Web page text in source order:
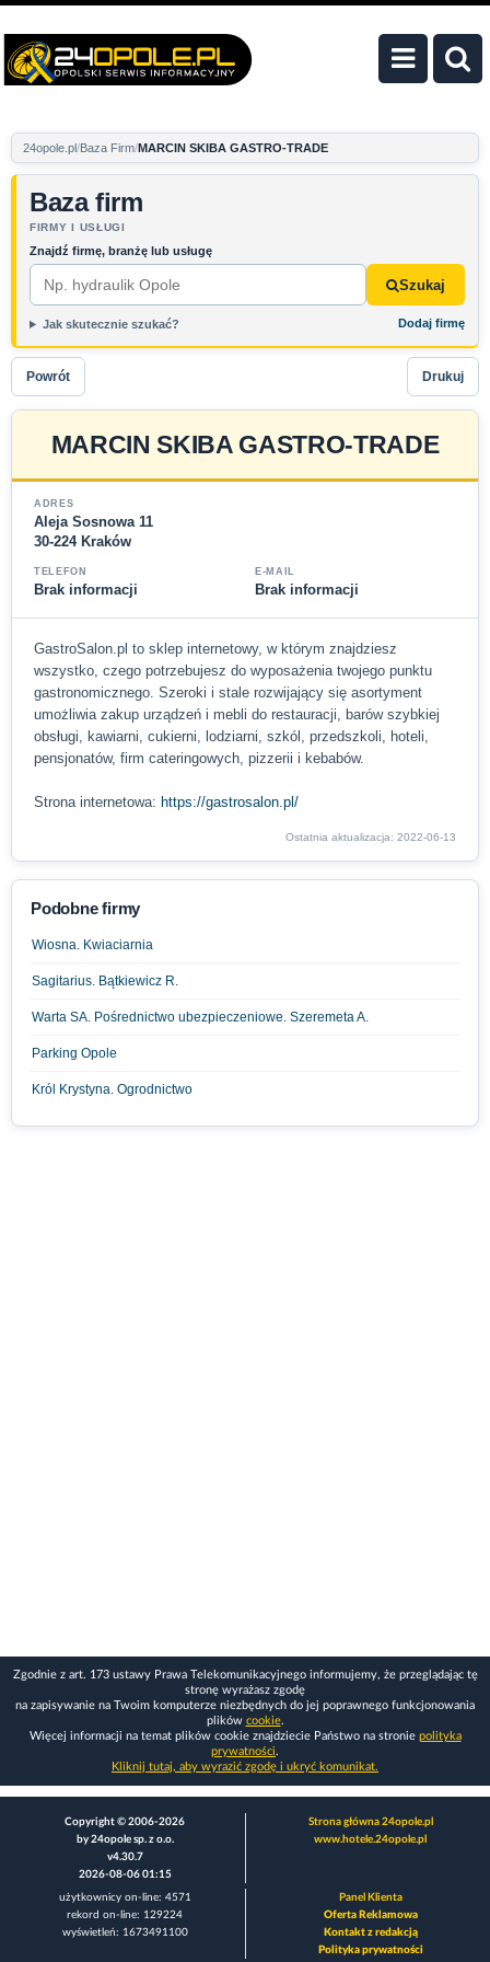
24opole.pl Baza Firm MARCIN SKIBA GASTRO-TRADE
Baza firm
FIRMY I USŁUGI
Znajdź firmę, branżę lub usługę
Szukaj
Jak skutecznie szukać? Dodaj firmę
Powrót Drukuj
MARCIN SKIBA GASTRO-TRADE
ADRES
Aleja Sosnowa 11
30-224 Kraków
TELEFON
Brak informacji
E-MAIL
Brak informacji
GastroSalon.pl to sklep internetowy, w którym znajdziesz
wszystko, czego potrzebujesz do wyposażenia twojego punktu
gastronomicznego. Szeroki i stale rozwijający się asortyment
umożliwia zakup urządzeń i mebli do restauracji, barów szybkiej
obsługi, kawiarni, cukierni, lodziarni, szkól, przedszkoli, hoteli,
pensjonatów, firm cateringowych, pizzerii i kebabów.
Strona internetowa: https://gastrosalon.pl/
Ostatnia aktualizacja: 2022-06-13
Podobne firmy
Wiosna. Kwiaciarnia
Sagitarius. Bątkiewicz R.
Warta SA. Pośrednictwo ubezpieczeniowe. Szeremeta A.
Parking Opole
Król Krystyna. Ogrodnictwo
Zgodnie z art. 173 ustawy Prawa Telekomunikacyjnego informujemy, że przeglądając tę
stronę wyrażasz zgodę
na zapisywanie na Twoim komputerze niezbędnych do jej poprawnego funkcjonowania
plików cookie.
Więcej informacji na temat plików cookie znajdziecie Państwo na stronie polityka
prywatności.
Kliknij tutaj, aby wyrazić zgodę i ukryć komunikat.
Copyright © 2006-2026
by 24opole sp. z o.o.
v4.30.7
2026-08-06 01:15
Strona główna 24opole.pl
www.hotele.24opole.pl
użytkownicy on-line: 4571
rekord on-line: 129224
wyświetleń: 1673491100
Panel Klienta
Oferta Reklamowa
Kontakt z redakcją
Polityka prywatności